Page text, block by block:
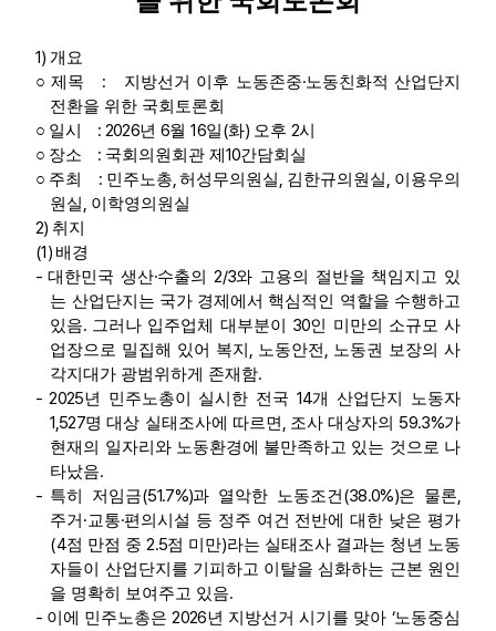
1) 개요
○ 제목 : 지방선거 이후 노동존중·노동친화적 산업단지
전환을 위한 국회토론회
○ 일시 : 2026년6월16일(화) 오후2시
○ 장소 : 국회의원회관 제 10간담회실
○ 주최 : 민주노총,허성무의원실, 김한규의원실, 이용우의
원실, 이학영의원실
2) 취지
(1)배경
-대한민국 생산·수출의2/3와 고용의 절반을 책임지고 있
는 산업단지는 국가 경제에서 핵심적인 역할을 수행하고
있음. 그러나 입주업체 대부분이 30인 미만의 소규모 사
업장으로 밀집해 있어 복지 , 노동안전 , 노동권 보장의 사
각지대가 광범위하게 존재함.
- 2025년 민주노총이 실시한 전국 14개 산업단지 노동자
1,527명 대상 실태조사에 따르면 , 조사 대상자의 59.3%가
현재의 일자리와 노동환경에 불만족하고 있는 것으로 나
타났음.
- 특히 저임금(51.7%)과 열악한 노동조건 (38.0%)은 물론,
주거 ·교통·편의시설 등 정주 여건 전반에 대한 낮은 평가
(4점 만점 중2.5점 미만)라는 실태조사 결과는 청년 노동
자들이 산업단지를 기피하고 이탈을 심화하는 근본 원인
을 명확히 보여주고 있음.
- 이에 민주노총은2026년 지방선거 시기를 맞아 ‘노동중심